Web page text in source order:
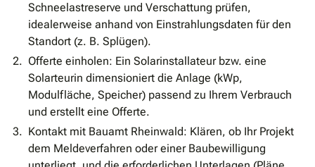
Schneelastreserve und Verschattung prüfen,
idealerweise anhand von Einstrahlungsdaten für den
Standort (z. B. Splügen).
Offerte einholen: Ein Solarinstallateur bzw. eine
Solarteurin dimensioniert die Anlage (kWp,
Modulfläche, Speicher) passend zu Ihrem Verbrauch
und erstellt eine Offerte.
Kontakt mit Bauamt Rheinwald: Klären, ob Ihr Projekt
dem Meldeverfahren oder einer Baubewilligung